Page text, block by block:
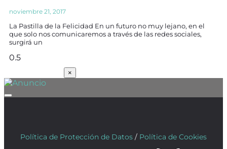
noviembre 21, 2017
La Pastilla de la Felicidad En un futuro no muy lejano, en el
que solo nos comunicaremos a través de las redes sociales,
surgirá un
×
Política de Protección de Datos / Política de Cookies